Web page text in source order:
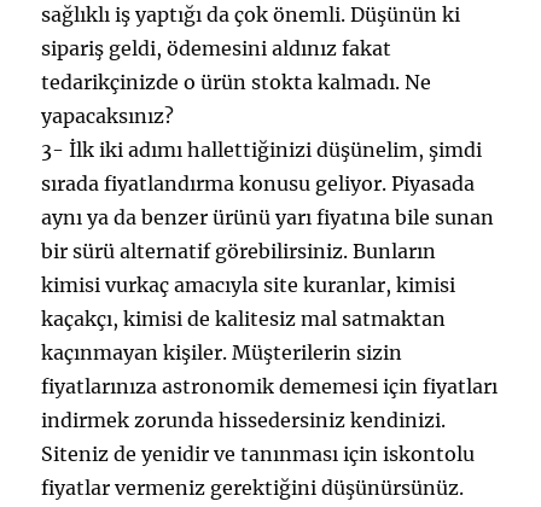
sağlıklı iş yaptığı da çok önemli. Düşünün ki
sipariş geldi, ödemesini aldınız fakat
tedarikçinizde o ürün stokta kalmadı. Ne
yapacaksınız?
3- İlk iki adımı hallettiğinizi düşünelim, şimdi
sırada fiyatlandırma konusu geliyor. Piyasada
aynı ya da benzer ürünü yarı fiyatına bile sunan
bir sürü alternatif görebilirsiniz. Bunların
kimisi vurkaç amacıyla site kuranlar, kimisi
kaçakçı, kimisi de kalitesiz mal satmaktan
kaçınmayan kişiler. Müşterilerin sizin
fiyatlarınıza astronomik dememesi için fiyatları
indirmek zorunda hissedersiniz kendinizi.
Siteniz de yenidir ve tanınması için iskontolu
fiyatlar vermeniz gerektiğini düşünürsünüz.